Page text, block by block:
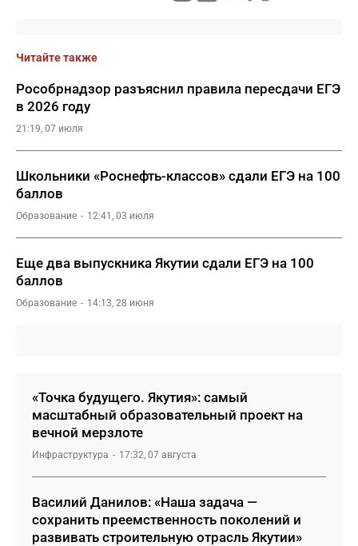
Читайте также
Рособрнадзор разъяснил правила пересдачи ЕГЭ
в 2026 году
21:19, 07 июля
Школьники «Роснефть-классов» сдали ЕГЭ на 100
баллов
Образование 12:41, 03 июля
Еще два выпускника Якутии сдали ЕГЭ на 100
баллов
Образование 14:13, 28 июня
«Точка будущего. Якутия»: самый
масштабный образовательный проект на
вечной мерзлоте
Инфраструктура 17:32, 07 августа
Василий Данилов: «Наша задача —
сохранить преемственность поколений и
развивать строительную отрасль Якутии»